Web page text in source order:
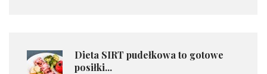
​Dieta SIRT pudełkowa to gotowe
posiłki...